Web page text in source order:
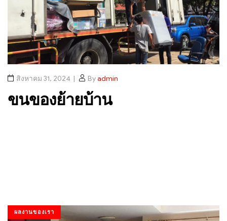
สิงหาคม 31, 2024 Byadmin
ขนของย้ายบ้าน
ผลงานของเรา